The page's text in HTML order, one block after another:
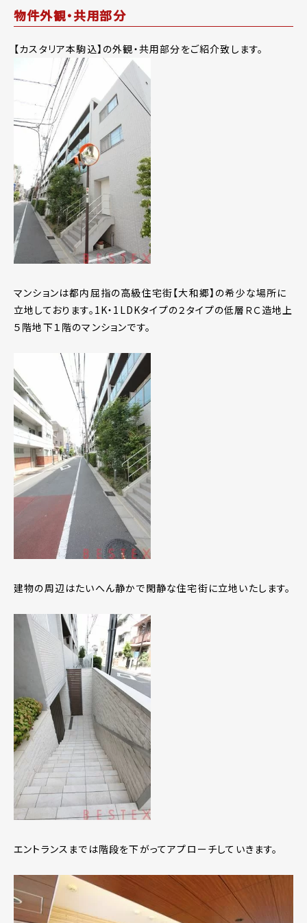
物件外観・共用部分
【カスタリア本駒込】の外観・共用部分をご紹介致します。
マンションは都内屈指の高級住宅街【大和郷】の希少な場所に
立地しております。1K・1LDKタイプの２タイプの低層ＲＣ造地上
５階地下１階のマンションです。
建物の周辺はたいへん静かで閑静な住宅街に立地いたします。
エントランスまでは階段を下がってアプローチしていきます。